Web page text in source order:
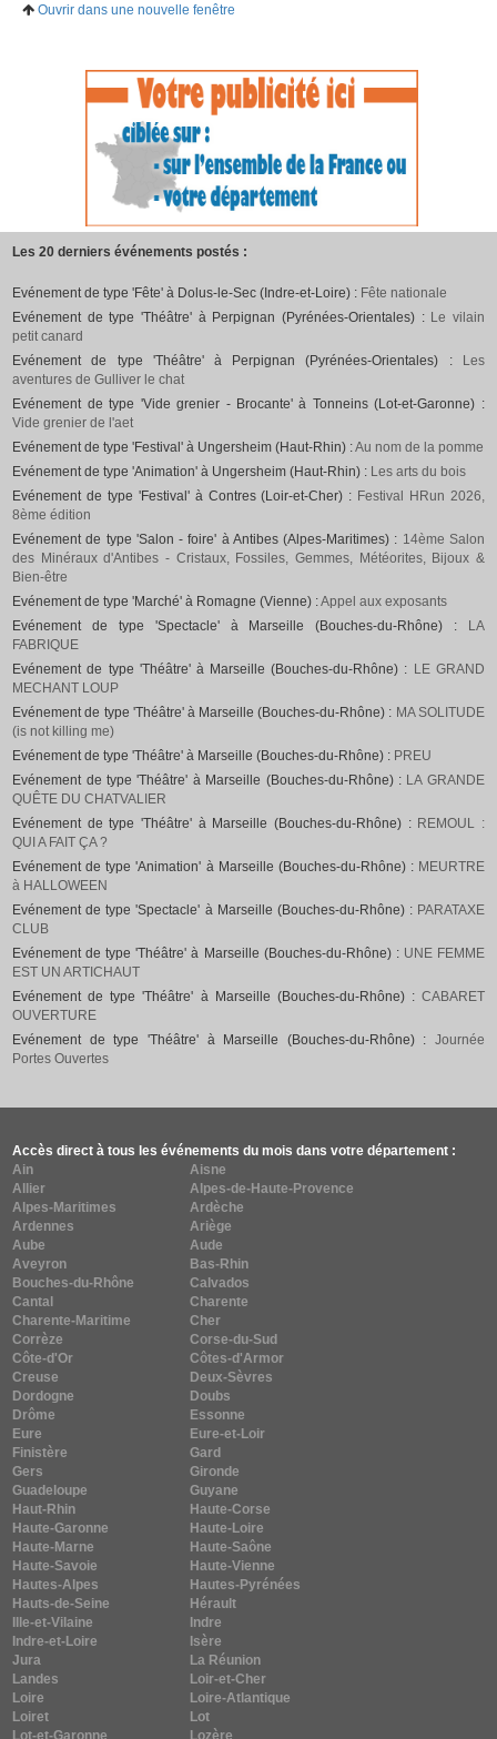
Ouvrir dans une nouvelle fenêtre
Les 20 derniers événements postés :
Evénement de type 'Fête' à Dolus-le-Sec (Indre-et-Loire) : Fête nationale
Evénement de type 'Théâtre' à Perpignan (Pyrénées-Orientales) : Le vilain
petit canard
Evénement de type 'Théâtre' à Perpignan (Pyrénées-Orientales) :
Les
aventures de Gulliver le chat
Evénement de type 'Vide grenier - Brocante' à Tonneins (Lot-et-Garonne) :
Vide grenier de l'aet
Evénement de type 'Festival' à Ungersheim (Haut-Rhin) :Au nom de la pomme
Evénement de type 'Animation' à Ungersheim (Haut-Rhin) : Les arts du bois
Evénement de type 'Festival' à Contres (Loir-et-Cher) : Festival HRun 2026,
8ème édition
Evénement de type 'Salon - foire' à Antibes (Alpes-Maritimes) : 14ème Salon
des Minéraux d'Antibes - Cristaux, Fossiles, Gemmes, Météorites, Bijoux &
Bien-être
Evénement de type 'Marché' à Romagne (Vienne) :Appel aux exposants
Evénement de type 'Spectacle' à Marseille (Bouches-du-Rhône) :
LA
FABRIQUE
Evénement de type 'Théâtre' à Marseille (Bouches-du-Rhône) : LE GRAND
MECHANT LOUP
Evénement de type 'Théâtre' à Marseille (Bouches-du-Rhône) : MA SOLITUDE
(is not killing me)
Evénement de type 'Théâtre' à Marseille (Bouches-du-Rhône) : PREU
Evénement de type 'Théâtre' à Marseille (Bouches-du-Rhône) : LA GRANDE
QUÊTE DU CHATVALIER
Evénement de type 'Théâtre' à Marseille (Bouches-du-Rhône) : REMOUL :
QUI A FAIT ÇA ?
Evénement de type 'Animation' à Marseille (Bouches-du-Rhône) : MEURTRE
à HALLOWEEN
Evénement de type 'Spectacle' à Marseille (Bouches-du-Rhône) : PARATAXE
CLUB
Evénement de type 'Théâtre' à Marseille (Bouches-du-Rhône) : UNE FEMME
EST UN ARTICHAUT
Evénement de type 'Théâtre' à Marseille (Bouches-du-Rhône) : CABARET
OUVERTURE
Evénement de type 'Théâtre' à Marseille (Bouches-du-Rhône) : Journée
Portes Ouvertes
Accès direct à tous les événements du mois dans votre département :
Ain
Aisne
Allier
Alpes-de-Haute-Provence
Alpes-Maritimes
Ardèche
Ardennes
Ariège
Aube
Aude
Aveyron
Bas-Rhin
Bouches-du-Rhône
Calvados
Cantal
Charente
Charente-Maritime
Cher
Corrèze
Corse-du-Sud
Côte-d'Or
Côtes-d'Armor
Creuse
Deux-Sèvres
Dordogne
Doubs
Drôme
Essonne
Eure
Eure-et-Loir
Finistère
Gard
Gers
Gironde
Guadeloupe
Guyane
Haut-Rhin
Haute-Corse
Haute-Garonne
Haute-Loire
Haute-Marne
Haute-Saône
Haute-Savoie
Haute-Vienne
Hautes-Alpes
Hautes-Pyrénées
Hauts-de-Seine
Hérault
Ille-et-Vilaine
Indre
Indre-et-Loire
Isère
Jura
La Réunion
Landes
Loir-et-Cher
Loire
Loire-Atlantique
Loiret
Lot